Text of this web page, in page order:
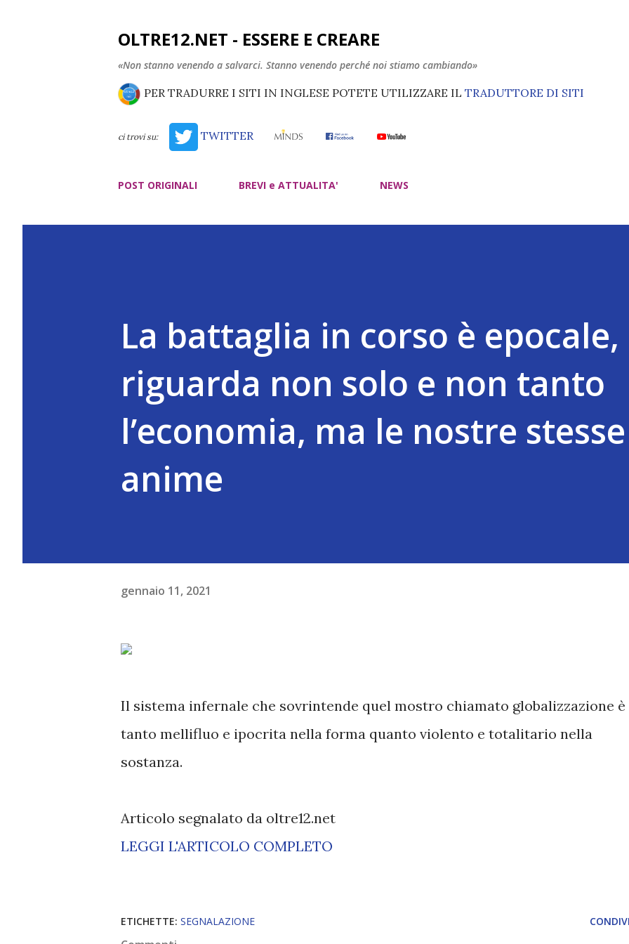
OLTRE12.NET - ESSERE E CREARE
«Non stanno venendo a salvarci. Stanno venendo perché noi stiamo cambiando»
PER TRADURRE I SITI IN INGLESE POTETE UTILIZZARE IL TRADUTTORE DI SITI
ci trovi su: TWITTER
POST ORIGINALI BREVI e ATTUALITA' NEWS
La battaglia in corso è epocale,
riguarda non solo e non tanto
l’economia, ma le nostre stesse
anime
gennaio 11, 2021
Il sistema infernale che sovrintende quel mostro chiamato globalizzazione è
tanto mellifluo e ipocrita nella forma quanto violento e totalitario nella
sostanza.
Articolo segnalato da oltre12.net
LEGGI L'ARTICOLO COMPLETO
ETICHETTE: SEGNALAZIONE